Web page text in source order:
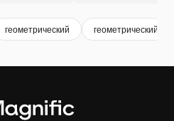
геометрический геометрический